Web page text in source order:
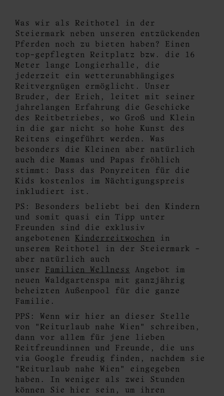
Was wir als Reithotel in der
Steiermark neben unseren entzückenden
Pferden noch zu bieten haben? Einen
top-gepflegten Reitplatz bzw. die 16
Meter lange Longierhalle, die
jederzeit ein wetterunabhängiges
Reitvergnügen ermöglicht. Unser
Bruder, der Erich, leitet mit seiner
jahrelangen Erfahrung die Geschicke
des Reitbetriebes, wo Groß und Klein
in die gar nicht so hohe Kunst des
Reitens eingeführt werden. Was
besonders die Kleinen aber natürlich
auch die Mamas und Papas fröhlich
stimmt: Dass das Ponyreiten für die
Kids kostenlos im Nächtigungspreis
inkludiert ist.
PS: Besonders beliebt bei den Kindern
und somit quasi ein Tipp unter
Freunden sind die exklusiv
angebotenen Kinderreitwochen in
unserem Reithotel in der Steiermark -
aber natürlich auch
unser Familien Wellne ss
Angebot im
neuen Waldgartenspa mit ganzjährig
beheizten Außenpool für die ganze
Familie.
PPS: Wenn wir hier an dieser Stelle
von "Reiturlaub nahe Wien" schreiben,
dann vor allem für jene lieben
Reitfreundinnen und Freunde, die uns
via Google freudig finden, nachdem sie
"Reiturlaub nahe Wien" eingegeben
haben. In weniger als zwei Stunden
können Sie hier sein, um ihren